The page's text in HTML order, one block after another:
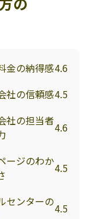
金の納得感4.6
社の信頼感4.5
社の担当者4.6
ージのわか4.5
センターの4.5